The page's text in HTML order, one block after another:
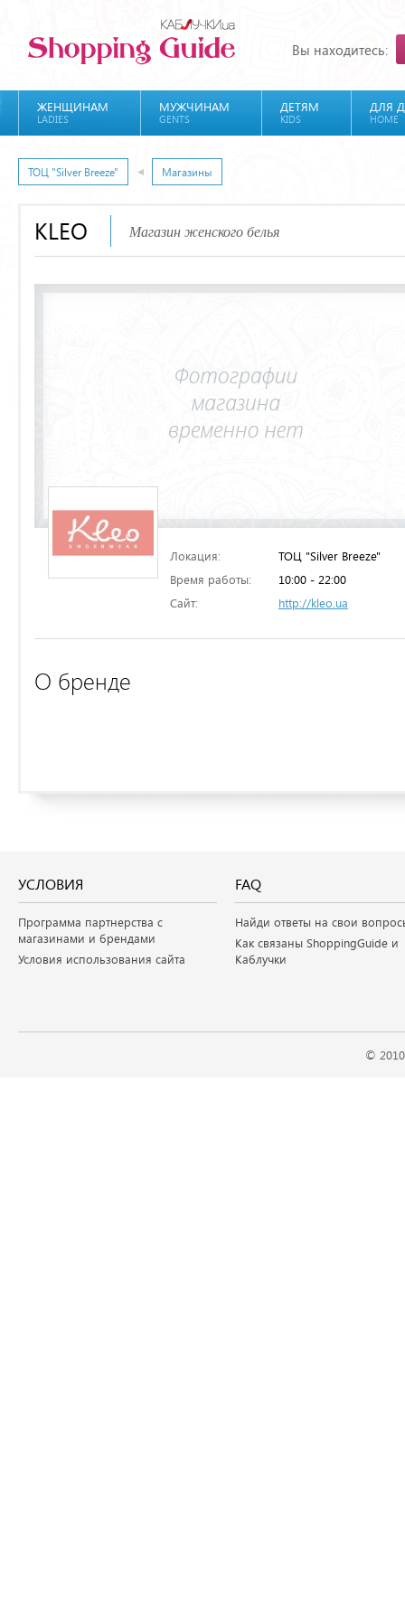
Вы находитесь:
ЖЕНЩИНАМ
LADIES
МУЖЧИНАМ
GENTS
ДЕТЯМ
KIDS
ДЛЯ
HOME
ТОЦ "Silver Breeze" Магазины
KLEO Магазин женского белья
Локация:
ТОЦ "Silver Breeze"
Время работы:
10:00 - 22:00
Сайт:
http://kleo.ua
О бренде
УСЛОВИЯ
Программа партнерства с
магазинами и брендами
Условия использования сайта
FAQ
Найди ответы на свои
Как связаны ShoppingGuide и
Каблучки
©